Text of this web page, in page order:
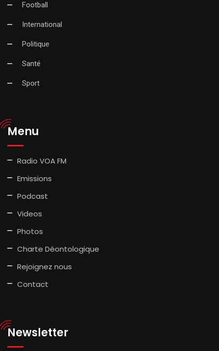
Football
International
Politique
Santé
Sport
Menu
Radio VOA FM
Emissions
Podcast
Videos
Photos
Charte Déontologique
Rejoignez nous
Contact
Newsletter